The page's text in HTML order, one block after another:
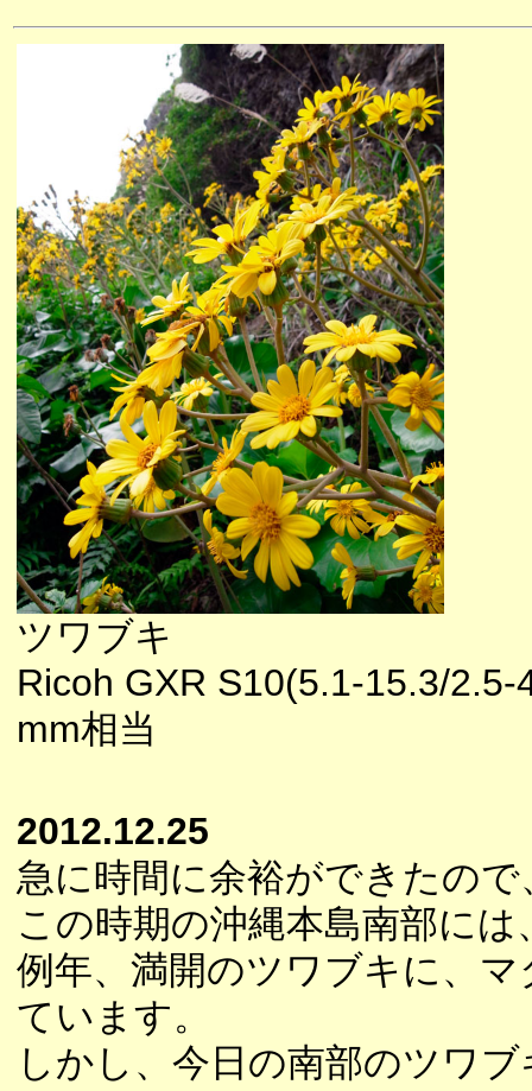
ツワブキ
Ricoh GXR S10(5.1-15.3/2.5-
mm相当
2012.12.25
急に時間に余裕ができたの
この時期の沖縄本島南部に
例年、満開のツワブキに、
ています。
しかし、今日の南部のツワ